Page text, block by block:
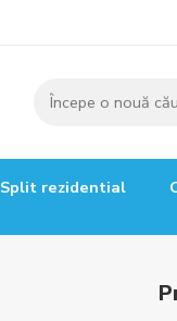
Split rezidential